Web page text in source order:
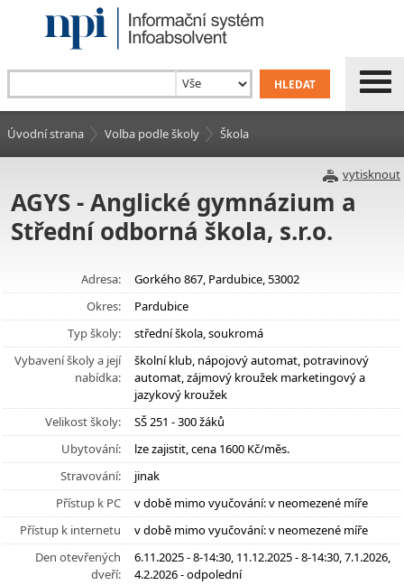
Úvodní strana Volba podle školy Škola
vytisknout
AGYS - Anglické gymnázium a
Střední odborná škola, s.r.o.
Adresa:
Gorkého 867, Pardubice, 53002
Okres:
Pardubice
Typ školy:
střední škola, soukromá
Vybavení školy a její
nabídka:
školní klub, nápojový automat, potravinový
automat, zájmový kroužek marketingový a
jazykový kroužek
Velikost školy:
SŠ 251 - 300 žáků
Ubytování:
lze zajistit, cena 1600 Kč/měs.
Stravování:
jinak
Přístup k PC
v době mimo vyučování: v neomezené míře
Přístup k internetu
v době mimo vyučování: v neomezené míře
Den otevřených
dveří:
6.11.2025 - 8-14:30, 11.12.2025 - 8-14:30, 7.1.2026,
4.2.2026 - odpolední